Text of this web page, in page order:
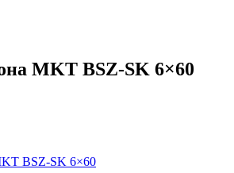
MKT BSZ-SK 6×60